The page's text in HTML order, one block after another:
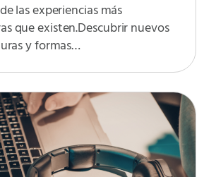
las experiencias más
que existen.Descubrir nuevos
y formas…